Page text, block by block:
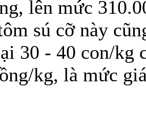
lên mức
sú cỡ này
30 - 40 con/kg
kg, là mức